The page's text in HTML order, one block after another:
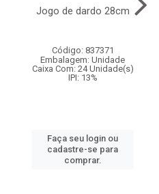
Jogo de dardo 28cm
Código: 837371
Embalagem: Unidade
Caixa Com: 24 Unidade(s)
IPI: 13%
Faça seu login ou
cadastre-se para
comprar.